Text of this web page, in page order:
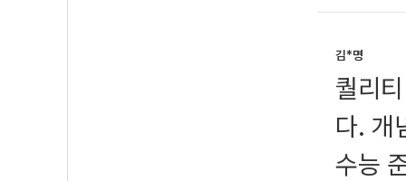
김*명
퀄리
다. 개
수능